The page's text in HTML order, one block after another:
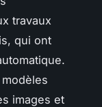
travaux
qui ont
images et